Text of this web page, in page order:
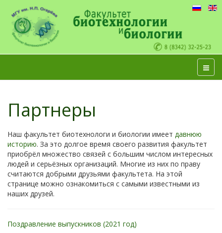
Партнеры
Наш факультет биотехнологи и биологии имеет давнюю
историю. За это долгое время своего развития факультет
приобрёл множество связей с большим числом интересных
людей и серьёзных организаций. Многие из них по праву
считаются добрыми друзьями факультета. На этой
странице можно ознакомиться с самыми известными из
наших друзей.
Поздравление выпускников (2021 год)